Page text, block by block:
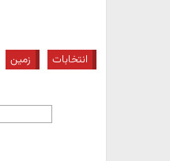
انتخابات زمین